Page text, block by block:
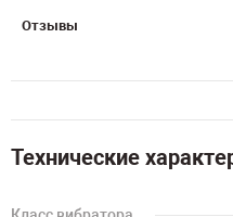
Отзывы
Технические